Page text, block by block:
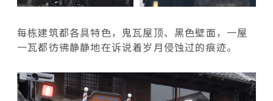
每栋建筑都各具特色，鬼瓦屋顶、黑色壁面，一屋
一瓦都彷彿静静地在诉说着岁月侵蚀过的痕迹。